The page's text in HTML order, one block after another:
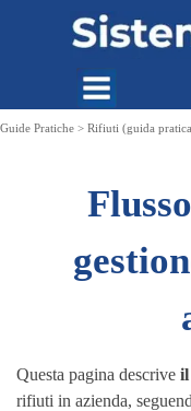
Guide Pratiche > Rifiuti (guida
Questa pagina descrive il
rifiuti in azienda,